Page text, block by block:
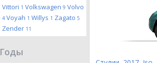
Vittori 1 Volkswagen 9 Volvo
4 Voyah 1 Willys 1 Zagato 5
Zender 11
Годы